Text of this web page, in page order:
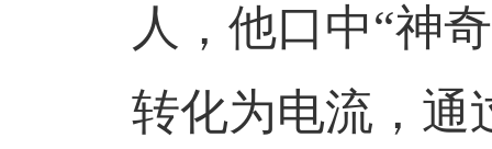
人，他口中“神
转化为电流，通